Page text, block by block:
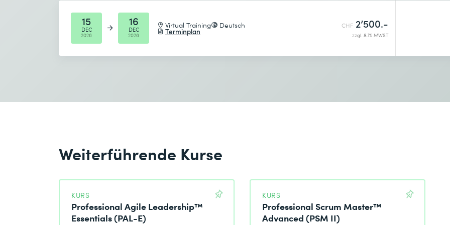
15
DEC
2026
16
DEC
2026
Virtual Training Deutsch
Terminplan
CHF 2’500.-
zzgl. 8.1% MWST
Weiterführende Kurse
KURS
Professional Agile Leadership™
Essentials (PAL-E)
KURS
Professional Scrum Master™
Advanced (PSM II)